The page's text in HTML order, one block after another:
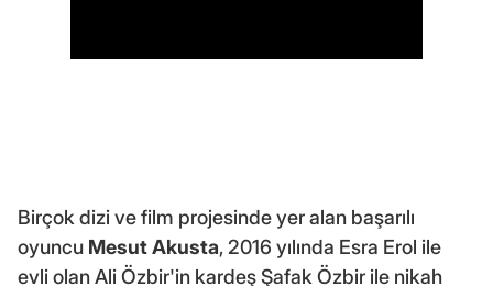
Birçok dizi ve film projesinde yer alan başarılı
oyuncu Mesut Akusta, 2016 yılında Esra Erol ile
evli olan Ali Özbir'in kardeş Şafak Özbir ile nikah